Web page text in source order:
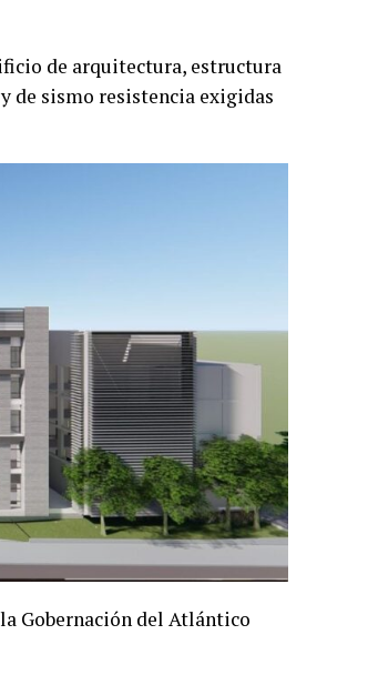
de arquitectura, estructura
de sismo resistencia exigidas
Gobernación del Atlántico